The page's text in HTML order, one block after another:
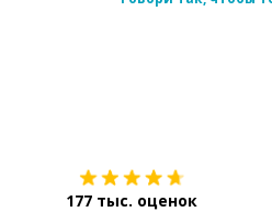
177 тыс. оценок